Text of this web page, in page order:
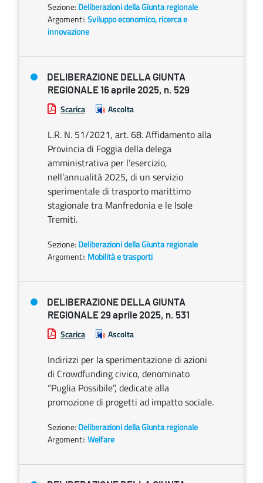
Sezione: Deliberazioni della Giunta regionale
Argomenti:Sviluppo economico, ricerca e
innovazione
DELIBERAZIONE DELLA GIUNTA
REGIONALE 16 aprile 2025, n. 529
Scarica Ascolta
L.R. N. 51/2021, art. 68. Affidamento alla
Provincia di Foggia della delega
amministrativa per l’esercizio,
nell’annualità 2025, di un servizio
sperimentale di trasporto marittimo
stagionale tra Manfredonia e le Isole
Tremiti.
Sezione: Deliberazioni della Giunta regionale
Argomenti: Mobilità e trasporti
DELIBERAZIONE DELLA GIUNTA
REGIONALE 29 aprile 2025, n. 531
Scarica Ascolta
Indirizzi per la sperimentazione di azioni
di Crowdfunding civico, denominato
“Puglia Possibile”, dedicate alla
promozione di progetti ad impatto sociale.
Sezione: Deliberazioni della Giunta regionale
Argomenti:Welfare